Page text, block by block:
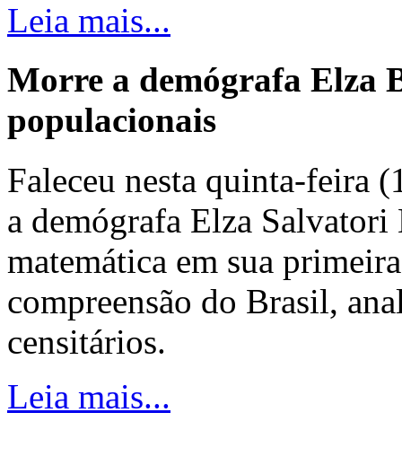
Leia mais...
Morre a demógrafa Elza
populacionais
Faleceu nesta quinta-feira
a demógrafa Elza
matemática em sua
compreensão do Brasil,
censitários.
Leia mais...